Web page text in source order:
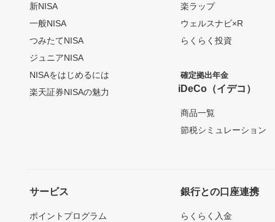
新NISA
一般NISA
つみたてNISA
ジュニアNISA
NISAをはじめるには
楽天証券NISAの魅力
楽ラップ
ウェルスナビ×R
らくらく投資
確定拠出年金
iDeCo（イデコ）
商品一覧
節税シミュレーション
サービス
ポイントプログラム
銀行との口座連携
らくらく入金